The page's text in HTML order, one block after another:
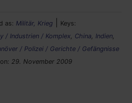
as: Militär, Krieg
Keys:
/ Industrien / Komplex, China, Indien,
/ Polizei / Gerichte / Gefängnisse
29. November 2009